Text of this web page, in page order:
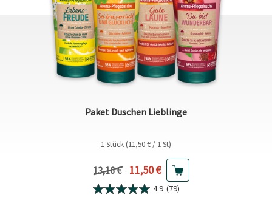
Paket Duschen Lieblinge
1 Stück (11,50 € / 1 St)
Vorheriger Preis
13,16 € Aktueller Preis
11,50 €
4.9 (79)